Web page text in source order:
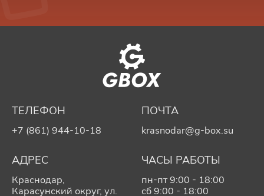
ТЕЛЕФОН
+7 (861) 944-10-18
ПОЧТА
krasnodar@g-box.su
АДРЕС
Краснодар,
Карасунский округ, ул.
ЧАСЫ РАБОТЫ
пн-пт 9:00 - 18:00
сб 9:00 - 18:00